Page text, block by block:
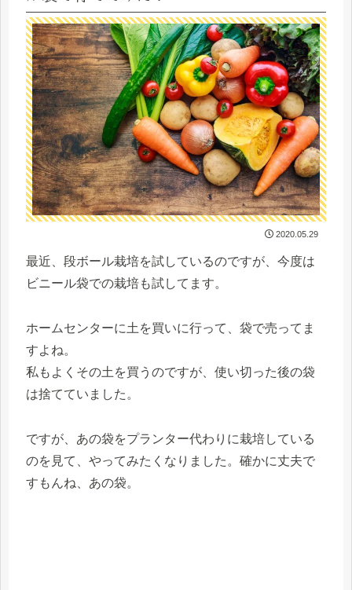
2020.05.29
最近、段ボール栽培を試しているのですが、今度は
ビニール袋での栽培も試してます。
ホームセンターに土を買いに行って、袋で売ってま
すよね。
私もよくその土を買うのですが、使い切った後の袋
は捨てていました。
ですが、あの袋をプランター代わりに栽培している
のを見て、やってみたくなりました。確かに丈夫で
すもんね、あの袋。